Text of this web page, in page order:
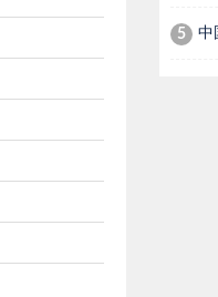
5 中国